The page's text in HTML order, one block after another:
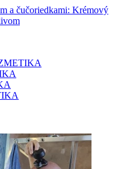
a čučoriedkami: Krémový